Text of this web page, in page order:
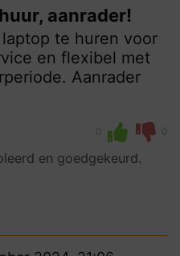
aanrader!
te huren voor
en flexibel met
Aanrader
0 0
en goedgekeurd.